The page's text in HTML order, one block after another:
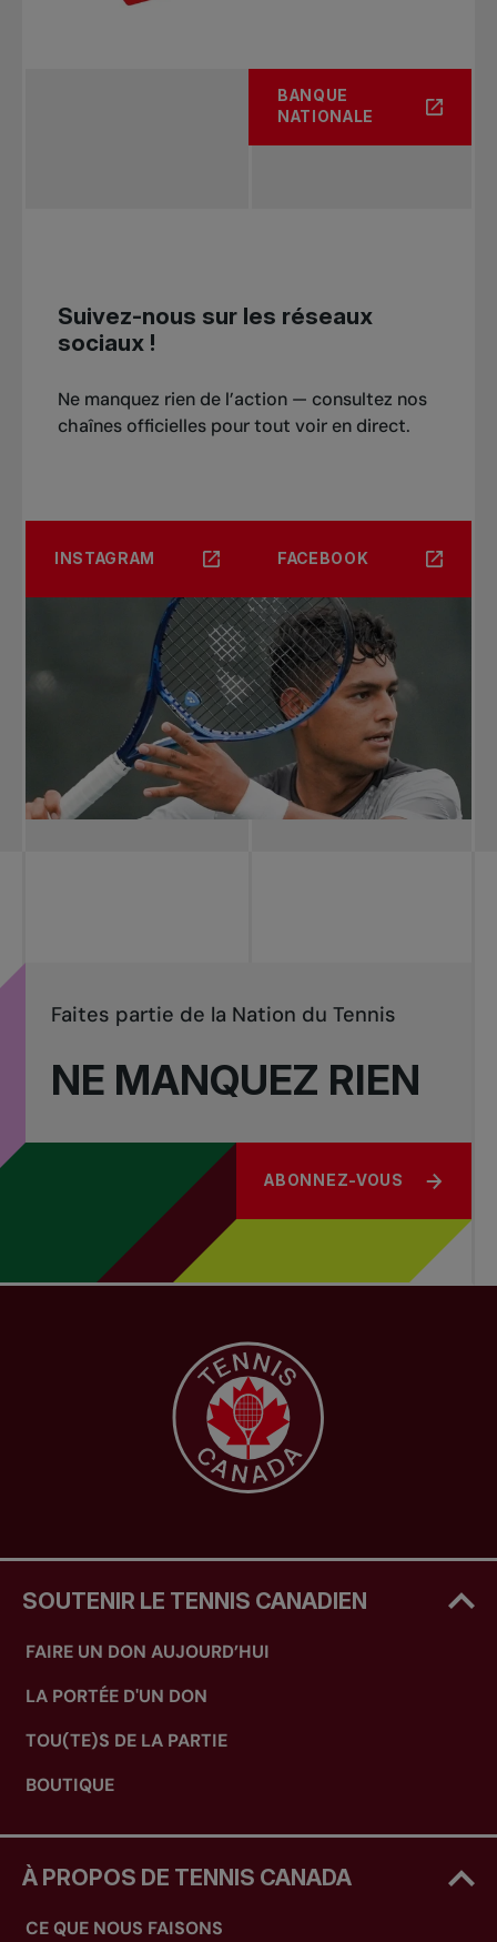
BANQUE
NATIONALE
Suivez-nous sur les réseaux
sociaux !
Ne manquez rien de l’action — consultez nos
chaînes officielles pour tout voir en direct.
INSTAGRAM FACEBOOK
NE MANQUEZ RIEN
Faites partie de la Nation du Tennis
ABONNEZ-VOUS
SOUTENIR LE TENNIS CANADIEN
FAIRE UN DON AUJOURD’HUI
LA PORTÉE D'UN DON
TOU(TE)S DE LA PARTIE
BOUTIQUE
À PROPOS DE TENNIS CANADA
CE QUE NOUS FAISONS